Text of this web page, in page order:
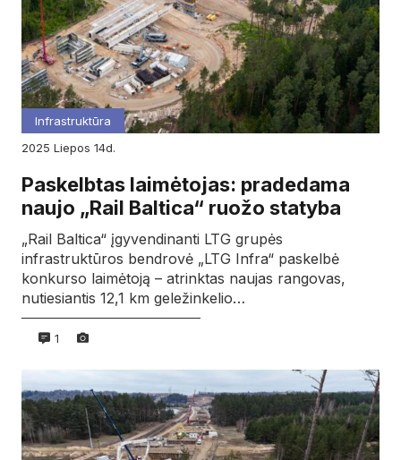
Infrastruktūra
2025
liepos 14d.
Paskelbtas laimėtojas: pradedama
naujo „Rail Baltica“ ruožo statyba
„Rail Baltica“ įgyvendinanti LTG grupės
infrastruktūros bendrovė „LTG Infra“ paskelbė
konkurso laimėtoją – atrinktas naujas rangovas,
nutiesiantis 12,1 km geležinkelio…
1